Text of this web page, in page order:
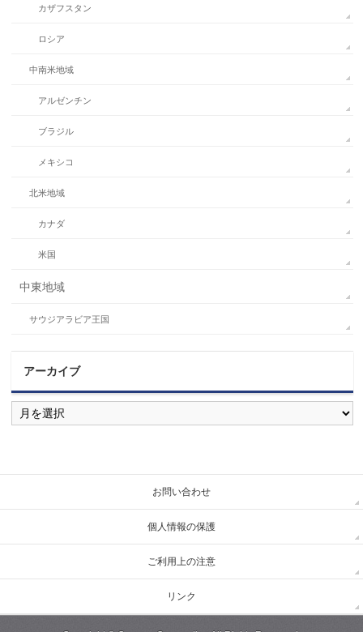
カザフスタン
ロシア
中南米地域
アルゼンチン
ブラジル
メキシコ
北米地域
カナダ
米国
中東地域
サウジアラビア王国
アーカイブ
ア
ー
カ
お問い合わせ
個人情報の保護
ご利用上の注意
リンク